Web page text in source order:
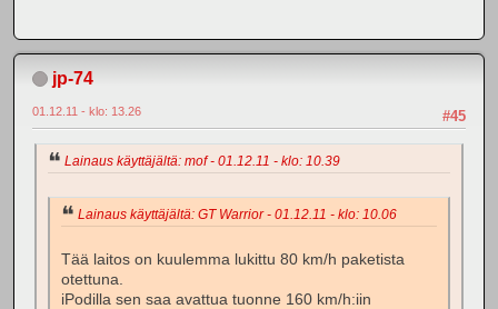
jp-74
#45
01.12.11 - klo: 13.26
Lainaus käyttäjältä: mof - 01.12.11 - klo: 10.39
Lainaus käyttäjältä: GT Warrior - 01.12.11 - klo: 10.06
Tää laitos on kuulemma lukittu 80 km/h paketista
otettuna.
iPodilla sen saa avattua tuonne 160 km/h:iin